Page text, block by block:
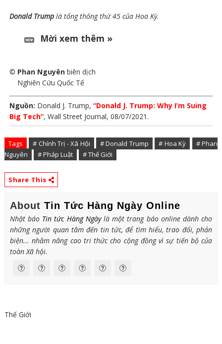
Donald Trumplà tổng thống thứ 45 của Hoa Kỳ.
Mời xem thêm »
© Phan Nguyênbiên dịch
Nghiên Cứu Quốc Tế
Nguồn: Donald J. Trump, “Donald J. Trump: Why I’m Suing
Big Tech”, Wall Street Journal, 08/07/2021.
Tags # Chính Trị - Xã Hội # Donald Trump # Hoa Kỳ
# Phan
Nguyên
# Pháp Luật # Thế Giới
Share This
About Tin Tức Hàng Ngày Online
Nhật báo Tin tức Hàng Ngàylà một trang báo online dành cho
những người quan tâm đến tin tức, để tìm hiểu, trao đổi, phản
biện... nhằm nâng cao tri thức cho cộng đồng vì sự tiến bộ của
toàn Xã hội.
Thế Giới